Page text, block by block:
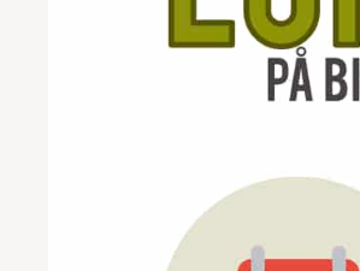
enter for å søke eller ESC for å lukke